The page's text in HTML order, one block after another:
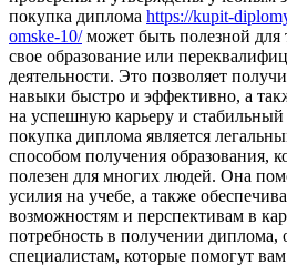
покупка диплома https://kupit-
omske-10/может быть полезной для
свое образование или
деятельности. Это позволяет
навыки быстро и эффективно, а
на успешную карьеру и
покупка диплома является
способом получения образования,
полезен для многих людей. Она
усилия на учебе, а также
возможностям и перспективам в
потребность в получении диплома,
специалистам, которые помогут